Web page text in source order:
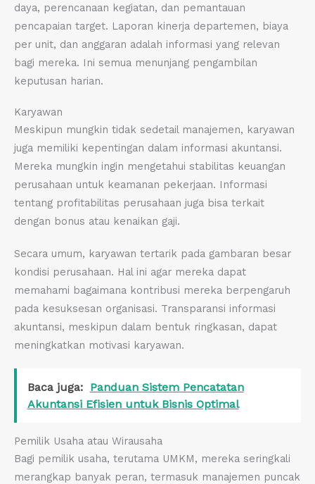
daya, perencanaan kegiatan, dan pemantauan
pencapaian target. Laporan kinerja departemen, biaya
per unit, dan anggaran adalah informasi yang relevan
bagi mereka. Ini semua menunjang pengambilan
keputusan harian.
Karyawan
Meskipun mungkin tidak sedetail manajemen, karyawan
juga memiliki kepentingan dalam informasi akuntansi.
Mereka mungkin ingin mengetahui stabilitas keuangan
perusahaan untuk keamanan pekerjaan. Informasi
tentang profitabilitas perusahaan juga bisa terkait
dengan bonus atau kenaikan gaji.
Secara umum, karyawan tertarik pada gambaran besar
kondisi perusahaan. Hal ini agar mereka dapat
memahami bagaimana kontribusi mereka berpengaruh
pada kesuksesan organisasi. Transparansi informasi
akuntansi, meskipun dalam bentuk ringkasan, dapat
meningkatkan motivasi karyawan.
Baca juga:
Panduan Sistem Pencatatan
Akuntansi Efisien untuk Bisnis Optimal
Pemilik Usaha atau Wirausaha
Bagi pemilik usaha, terutama UMKM, mereka seringkali
merangkap banyak peran, termasuk manajemen puncak